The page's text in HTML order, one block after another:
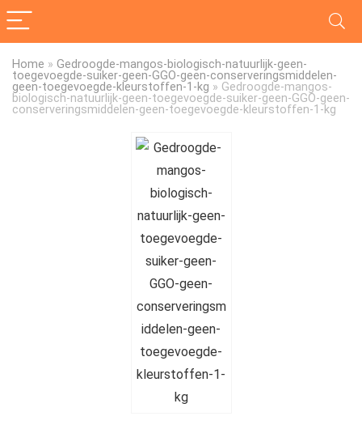
Home » Gedroogde-mangos-biologisch-natuurlijk-geen-
toegevoegde-suiker-geen-GGO-geen-conserveringsmiddelen-
geen-toegevoegde-kleurstoffen-1-kg » Gedroogde-mangos-
biologisch-natuurlijk-geen-toegevoegde-suiker-geen-GGO-geen-
conserveringsmiddelen-geen-toegevoegde-kleurstoffen-1-kg